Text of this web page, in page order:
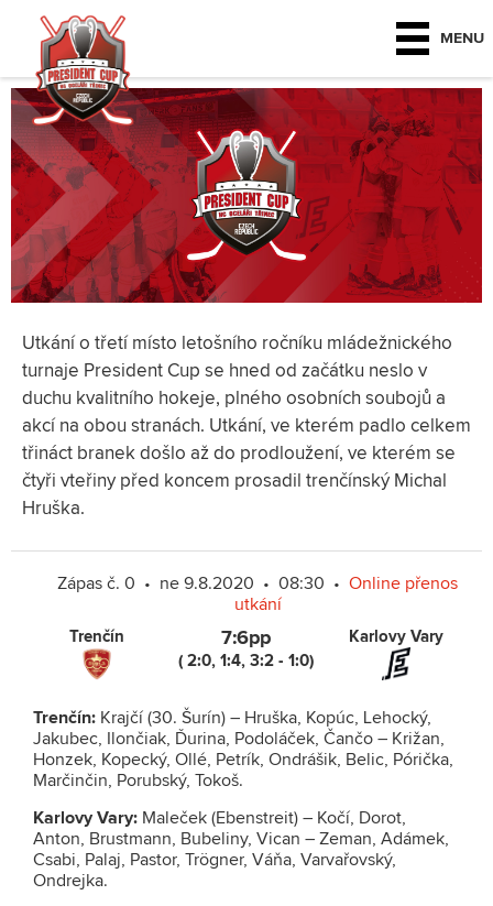
MENU
09.08.2020 | Redakce
Utkání o třetí místo letošního ročníku mládežnického
turnaje President Cup se hned od začátku neslo v
duchu kvalitního hokeje, plného osobních soubojů a
akcí na obou stranách. Utkání, ve kterém padlo celkem
třináct branek došlo až do prodloužení, ve kterém se
čtyři vteřiny před koncem prosadil trenčínský Michal
Hruška.
Zápas č. 0 • ne 9.8.2020 • 08:30 • Online přenos
utkání
Trenčín
7:6pp
( 2:0, 1:4, 3:2 - 1:0)
Karlovy Vary
Trenčín: Krajčí (30. Šurín) – Hruška, Kopúc, Lehocký,
Jakubec, Ilončiak, Ďurina, Podoláček, Čančo – Križan,
Honzek, Kopecký, Ollé, Petrík, Ondrášik, Belic, Pórička,
Marčinčin, Porubský, Tokoš.
Karlovy Vary: Maleček (Ebenstreit) – Kočí, Dorot,
Anton, Brustmann, Bubeliny, Vican – Zeman, Adámek,
Csabi, Palaj, Pastor, Trögner, Váňa, Varvařovský,
Ondrejka.